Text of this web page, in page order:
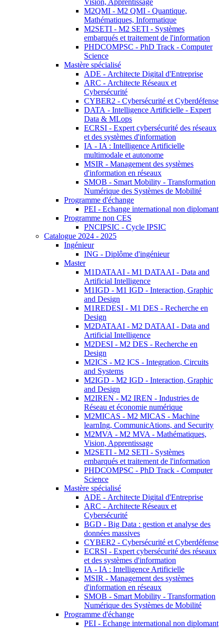
Vision, Apprentissage
M2QMI - M2 QMI - Quantique,
Mathématiques, Informatique
M2SETI - M2 SETI - Systèmes
embarqués et traitement de l'information
PHDCOMPSC - PhD Track - Computer
Science
Mastère spécialisé
ADE - Architecte Digital d'Entreprise
ARC - Architecte Réseaux et
Cybersécurité
CYBER2 - Cybersécurité et Cyberdéfense
DATA - Intelligence Artificielle - Expert
Data & MLops
ECRSI - Expert cybersécurité des réseaux
et des systèmes d'information
IA - IA : Intelligence Artificielle
multimodale et autonome
MSIR - Management des systèmes
d'information en réseaux
SMOB - Smart Mobility - Transformation
Numérique des Systèmes de Mobilité
Programme d'échange
PEI - Echange international non diplomant
Programme non CES
PNCIPSIC - Cycle IPSIC
Catalogue 2024 - 2025
Ingénieur
ING - Diplôme d'ingénieur
Master
M1DATAAI - M1 DATAAI - Data and
Artificial Intelligence
M1IGD - M1 IGD - Interaction, Graphic
and Design
M1REDESI - M1 DES - Recherche en
Design
M2DATAAI - M2 DATAAI - Data and
Artificial Intelligence
M2DESI - M2 DES - Recherche en
Design
M2ICS - M2 ICS - Integration, Circuits
and Systems
M2IGD - M2 IGD - Interaction, Graphic
and Design
M2IREN - M2 IREN - Industries de
Réseau et économie numérique
M2MICAS - M2 MICAS - Machine
learnIng, CommunicAtions, and Security
M2MVA - M2 MVA - Mathématiques,
Vision, Apprentissage
M2SETI - M2 SETI - Systèmes
embarqués et traitement de l'information
PHDCOMPSC - PhD Track - Computer
Science
Mastère spécialisé
ADE - Architecte Digital d'Entreprise
ARC - Architecte Réseaux et
Cybersécurité
BGD - Big Data : gestion et analyse des
données massives
CYBER2 - Cybersécurité et Cyberdéfense
ECRSI - Expert cybersécurité des réseaux
et des systèmes d'information
IA - IA : Intelligence Artificielle
MSIR - Management des systèmes
d'information en réseaux
SMOB - Smart Mobility - Transformation
Numérique des Systèmes de Mobilité
Programme d'échange
PEI - Echange international non diplomant